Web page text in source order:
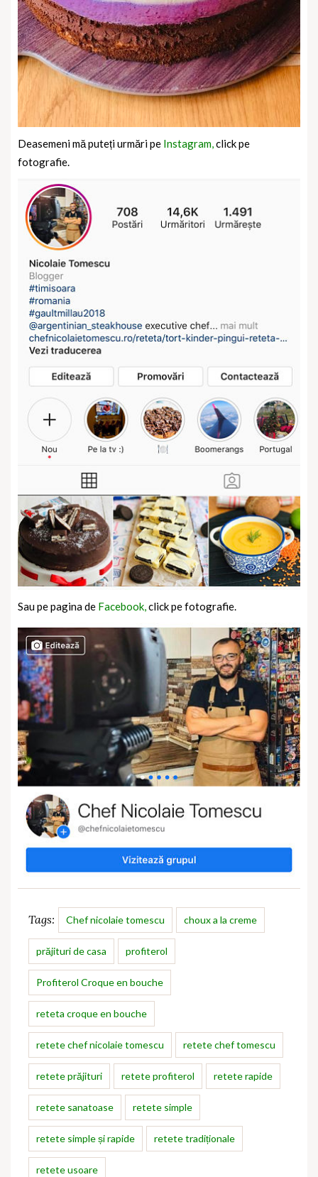
Deasemeni mă puteți urmări pe Instagram,click pe
fotografie.
Sau pe pagina de Facebook,click pe fotografie.
Tags: Chef nicolaie tomescu choux a la creme
prăjituri de casa profiterol
Profiterol Croque en bouche
reteta croque en bouche
retete chef nicolaie tomescu retete chef tomescu
retete prăjituri retete profiterol retete rapide
retete sanatoase retete simple
retete simple și rapide retete tradiționale
retete usoare